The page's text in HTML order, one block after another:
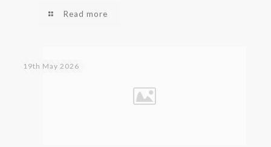
Read more
19th May 2026